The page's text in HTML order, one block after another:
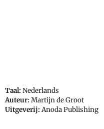
Taal: Nederlands
Auteur: Martijn de Groot
Uitgeverij: Anoda Publishing